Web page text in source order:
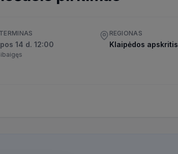
14 d. 12:00
REGIONAS
Klaipėdos apskritis